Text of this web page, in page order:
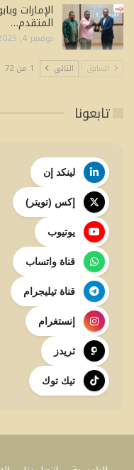
الإمارات
المتقدم…
نوفمبر 4, 2025
السابق التالي 1 من 72
تابعونا
لينكد إن
إكس (تويتر)
يوتيوب
قناة واتساب
قناة تيليجرام
إنستغرام
ثريدز
تيك توك